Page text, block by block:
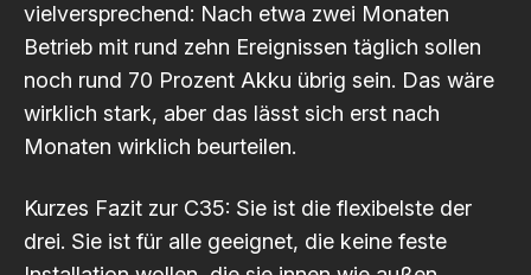
vielversprechend: Nach etwa zwei Monaten
Betrieb mit rund zehn Ereignissen täglich sollen
noch rund 70 Prozent Akku übrig sein. Das wäre
wirklich stark, aber das lässt sich erst nach
Monaten wirklich beurteilen.
Kurzes Fazit zur C35: Sie ist die flexibelste der
drei. Sie ist für alle geeignet, die keine feste